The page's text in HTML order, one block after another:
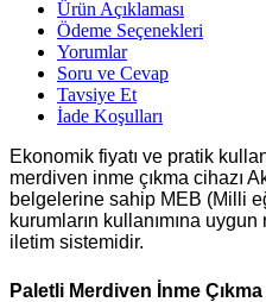
Ürün Açıklaması
Ödeme Seçenekleri
Yorumlar
Soru ve Cevap
Tavsiye Et
İade Koşulları
Ekonomik fiyatı ve pratik
merdiven inme çıkma cihazı
belgelerine sahip MEB (Milli
kurumların kullanımına
iletim sistemidir.
Paletli Merdiven İnme